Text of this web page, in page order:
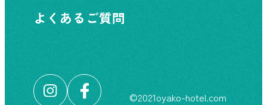
よくあるご質問
©︎2021oyako-hotel.com